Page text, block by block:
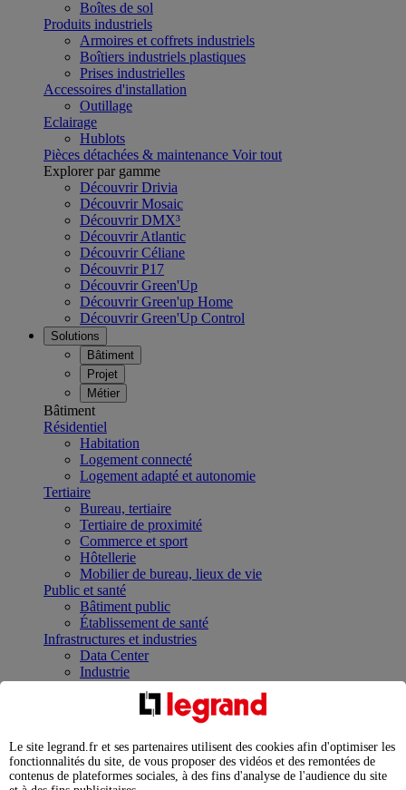
Boîtes de sol
Produits industriels
Armoires et coffrets industriels
Boîtiers industriels plastiques
Prises industrielles
Accessoires d'installation
Outillage
Eclairage
Hublots
Pièces détachées & maintenance Voir tout
Explorer par gamme
Découvrir Drivia
Découvrir Mosaic
Découvrir DMX³
Découvrir Atlantic
Découvrir Céliane
Découvrir P17
Découvrir Green'Up
Découvrir Green'up Home
Découvrir Green'Up Control
Solutions
Bâtiment
Projet
Métier
Bâtiment
Résidentiel
Habitation
Logement connecté
Logement adapté et autonomie
Tertiaire
Bureau, tertiaire
Tertiaire de proximité
Commerce et sport
Hôtellerie
Mobilier de bureau, lieux de vie
Public et santé
Bâtiment public
Établissement de santé
Infrastructures et industries
Data Center
Industrie
Infrastructures
Contrôler et planifier le fonctionnement des appareils
Répartir et optimiser son tableau électrique
Legrand Data Center Solutions : concentrer les
expertises au service de vos performances
Le site legrand.fr et ses partenaires utilisent des cookies afin d'optimiser les
fonctionnalités du site, de vous proposer des vidéos et des remontées de
contenus de plateformes sociales, à des fins d'analyse de l'audience du site